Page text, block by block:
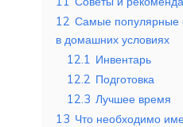
12 Самые популярные
в домашних условиях
12.1 Инвентарь
12.2 Подготовка
12.3 Лучшее время
13 Что необходимо